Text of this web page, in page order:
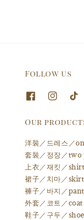
Follow us
Our
洋裝／드레스／
套裝／정장／two
上衣／재킷／shirt
裙子／치마／skirt
褲子／바지／
外套／코트／coat
鞋子／구두／